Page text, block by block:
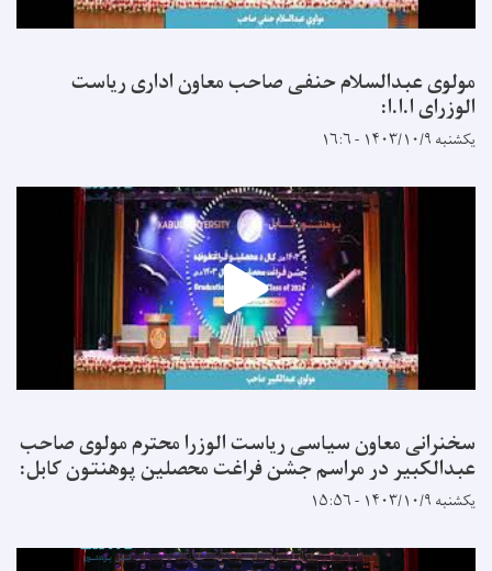
مولوی عبدالسلام حنفی صاحب معاون اداری ریاست
الوزرای ا.ا.ا:
یکشنبه ۱۴۰۳/۱۰/۹ - ۱۶:۶
سخنرانی معاون سیاسی ریاست الوزرا محترم مولوی صاحب
عبدالکبیر در مراسم جشن فراغت محصلین پوهنتون کابل:
یکشنبه ۱۴۰۳/۱۰/۹ - ۱۵:۵۶